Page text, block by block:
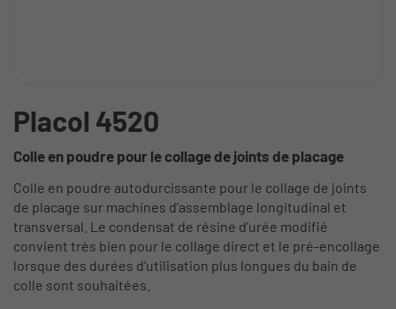
Placol 4520
Colle en poudre pour le collage de joints de placage
Colle en poudre autodurcissante pour le collage de joints
de placage sur machines d’assemblage longitudinal et
transversal. Le condensat de résine d’urée modifié
convient très bien pour le collage direct et le pré-encollage
lorsque des durées d'utilisation plus longues du bain de
colle sont souhaitées.